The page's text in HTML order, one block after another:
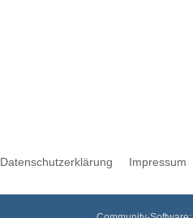
Datenschutzerklärung Impressum